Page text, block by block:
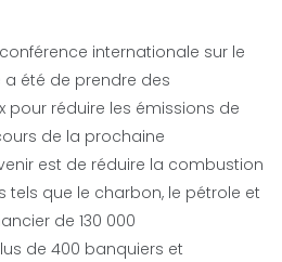
internationale sur le
été de prendre des
réduire les émissions de
de la prochaine
est de réduire la combustion
tels que le charbon, le pétrole et
de 130 000
de 400 banquiers et